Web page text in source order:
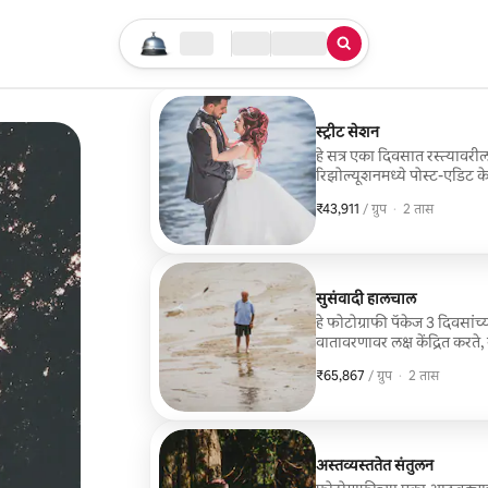
तुमचा सर्च सुरू करा
लोकेशन चेक इन / चेक आऊट
सेवेचा प्रकार
स्ट्रीट सेशन
हे सत्र एका दिवसात
रिझोल्यूशनमध्ये पोस्ट-एडिट
₹43,911 / ग्रुप
₹43,911, प्रति ग्रुप
, · 2 तास
सुसंवादी हालचाल
हे फोटोग्राफी पॅकेज 3
वातावरणावर लक्ष केंद्रित
₹65,867 / ग्रुप
₹65,867, प्रति ग्रुप
, · 2 तास
अस्तव्यस्ततेत संतुलन